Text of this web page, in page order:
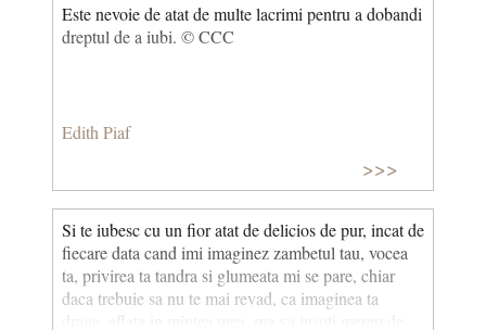
Este nevoie de atat de multe lacrimi pentru a dobandi
dreptul de a iubi. © CCC
Edith Piaf
>>>
Si te iubesc cu un fior atat de delicios de pur, incat de
fiecare data cand imi imaginez zambetul tau, vocea
ta, privirea ta tandra si glumeata mi se pare, chiar
daca trebuie sa nu te mai revad, ca imaginea ta
draga, aflata in mintea mea, ma va insoti mereu de